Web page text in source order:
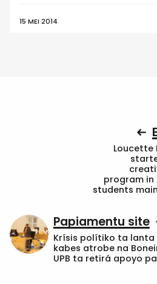
15 MEI 2014
Loucette
program in
students
Papiamentu site
Krísis polítiko ta lanta
kabes atrobe na
UPB ta retirá apoyo pa